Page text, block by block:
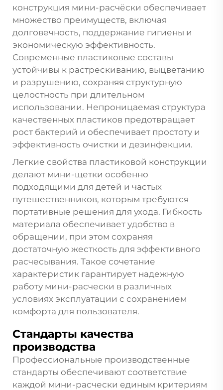
конструкция мини-расчёски обеспечивает
множество преимуществ, включая
долговечность, поддержание гигиены и
экономическую эффективность.
Современные пластиковые составы
устойчивы к растрескиванию, выцветанию
и разрушению, сохраняя структурную
целостность при длительном
использовании. Непроницаемая структура
качественных пластиков предотвращает
рост бактерий и обеспечивает простоту и
эффективность очистки и дезинфекции.
Легкие свойства пластиковой конструкции
делают мини-щетки особенно
подходящими для детей и частых
путешественников, которым требуются
портативные решения для ухода. Гибкость
материала обеспечивает удобство в
обращении, при этом сохраняя
достаточную жесткость для эффективного
расчесывания. Такое сочетание
характеристик гарантирует надежную
работу мини-расчески в различных
условиях эксплуатации с сохранением
комфорта для пользователя.
Стандарты качества
производства
Профессиональные производственные
стандарты обеспечивают соответствие
каждой мини-расчески единым критериям